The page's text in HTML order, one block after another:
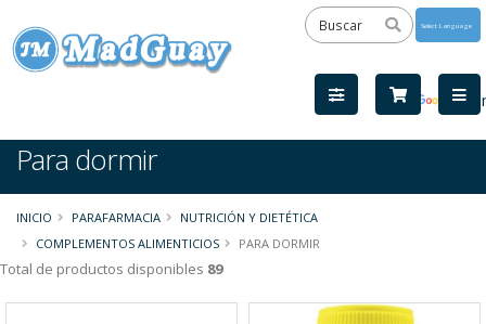
by
Para dormir
INICIO PARAFARMACIA
NUTRICIÓN Y DIETÉTICA
COMPLEMENTOS ALIMENTICIOS
PARA DORMIR
Total de productos disponibles 89